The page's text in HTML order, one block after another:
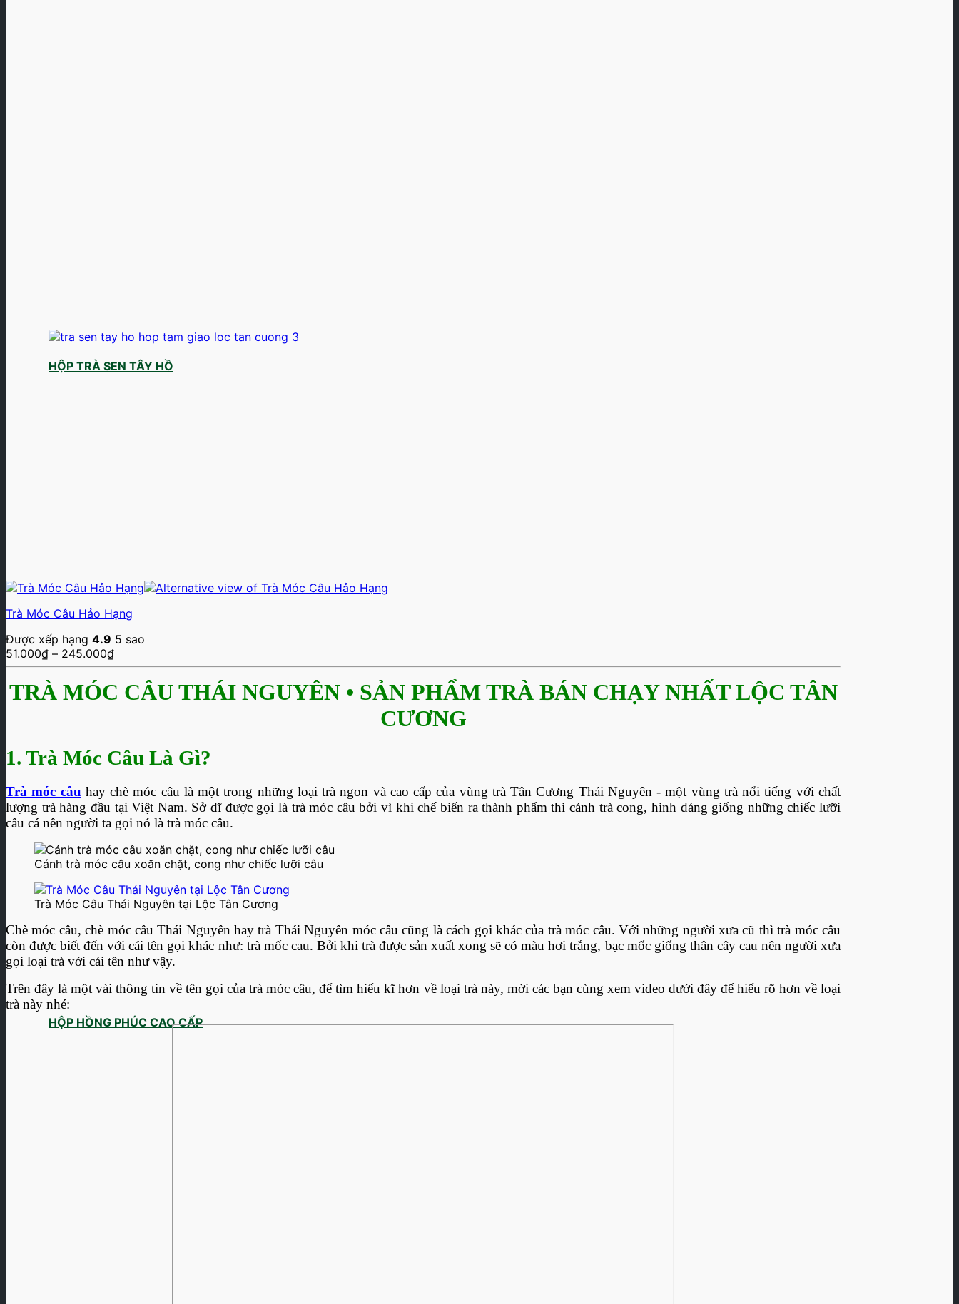
HỘP TRÀ SEN TÂY HỒ
HỘP HỒNG PHÚC CAO CẤP
Trà Móc Câu Hảo Hạng
Được xếp hạng 4.9 5 sao
51.000₫ – 245.000₫Khoảng
giá:
51.000₫
TRÀ MÓC CÂU THÁI NGUYÊN • SẢN PHẨM TRÀ BÁN CHẠY NHẤT LỘC TÂN
CƯƠNG
1. Trà Móc Câu Là Gì?
Trà móc câu hay chè móc câu là một trong những loại trà ngon và cao cấp của vùng trà Tân Cương Thái Nguyên - một vùng trà nổi tiếng với chất
lượng trà hàng đầu tại Việt Nam. Sở dĩ được gọi là trà móc câu bởi vì khi chế biến ra thành phẩm thì cánh trà cong, hình dáng giống những chiếc lưỡi
câu cá nên người ta gọi nó là trà móc câu.
Cánh trà móc câu xoăn chặt, cong như chiếc lưỡi câu
Trà Móc Câu Thái Nguyên tại Lộc Tân Cương
Chè móc câu, chè móc câu Thái Nguyên hay trà Thái Nguyên móc câu cũng là cách gọi khác của trà móc câu. Với những người xưa cũ thì trà móc câu
còn được biết đến với cái tên gọi khác như: trà mốc cau. Bởi khi trà được sản xuất xong sẽ có màu hơi trắng, bạc mốc giống thân cây cau nên người xưa
gọi loại trà với cái tên như vậy.
Trên đây là một vài thông tin về tên gọi của trà móc câu, để tìm hiểu kĩ hơn về loại trà này, mời các bạn cùng xem video dưới đây để hiểu rõ hơn về loại
trà này nhé: